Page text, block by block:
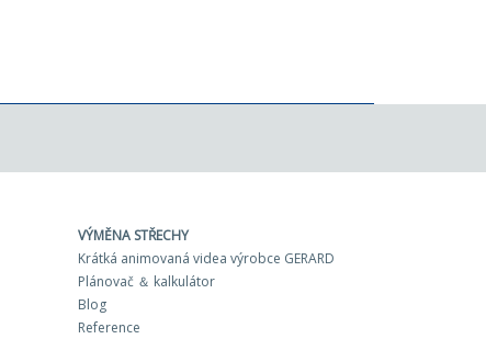
VÝMĚNA STŘECHY
Krátká animovaná videa výrobce GERARD
Plánovač ＆ kalkulátor
Blog
Reference